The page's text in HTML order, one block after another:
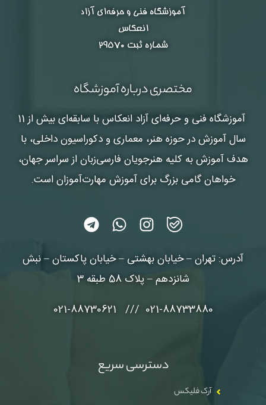
آموزشگاه فنی و حرفه‌ای آزاد
انعکاس
شماره ثبت ۲۹۵۷۰
مختصری درباره آموزشگاه
آموزشگاه فنی و حرفه‌ای آزاد انعکاس
با سابقه‌ای بیش از 11
سال آموزش در حوزه هنر، معماری و دکوراسیون داخلی، با
هدف آموزش به کلیه هنرجویان فارسی‌زبان از سراسر جهان،
خواهان گامی بزرگ برای آموزش مهارت‌آموزان است.
آدرس: تهران – خیابان بهشتی – خیابان پاکستان – نبش
شانزدهم – پلاک 58 طبقه 3
021-88733880 /// 021-88730621
دسترسی سریع
آرک فلیکس